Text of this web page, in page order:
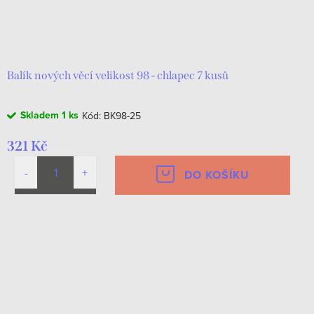
Balík nových věcí velikost 98 - chlapec 7 kusů
Skladem 1 ks Kód: BK98-25
321 Kč
DO KOŠÍKU